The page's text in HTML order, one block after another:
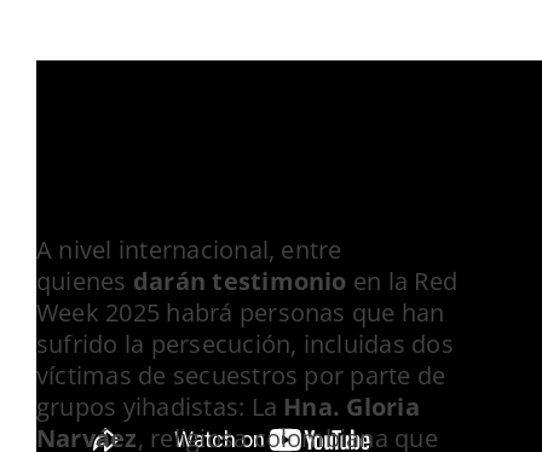
A nivel internacional, entre
quienes darán testimonio en la Red
Week 2025 habrá personas que han
sufrido la persecución, incluidas dos
víctimas de secuestros por parte de
grupos yihadistas: La Hna. Gloria
Narváez, religiosa colombiana que